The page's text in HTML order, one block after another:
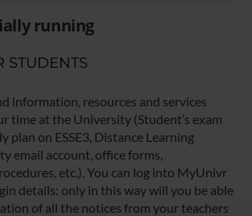
running
STUDENTS
information, resources and services
time at the University (Student’s exam
plan on ESSE3, Distance Learning
email account, office forms,
etc.). You can log into MyUnivr
details: only in this way will you be able
of all the notices from your teachers